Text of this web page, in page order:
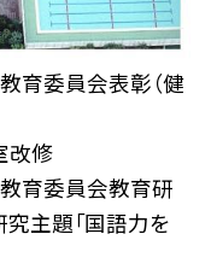
育委員会表彰（健
改修
育委員会教育研
主題「国語力を